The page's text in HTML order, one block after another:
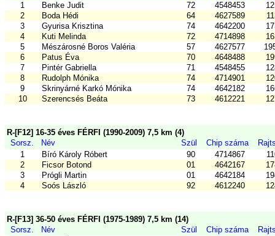
1
Benke Judit 72 4548453
2
Boda Hédi 64 4627589
3
Gyurisa Krisztina 74 4642200
4
Kuti Melinda 72 4714898
5
Mészárosné Boros Valéria 57 4627577
6
Patus Éva 70 4648488
7
Pintér Gabriella 71 4548455
8
Rudolph Mónika 74 4714901
9
Skrinyárné Karkó Mónika 74 4642182
10
Szerencsés Beáta 73 4612221
R-[F12] 16-35 éves FÉRFI (1990-2009) 7,5 km (4)
Sorsz.
Név Szül Chip száma
1
Bíró Károly Róbert 90 4714867
2
Ficsor Botond 01 4642167
3
Prógli Martin 01 4642184
4
Soós László 92 4612240
R-[F13] 36-50 éves FÉRFI (1975-1989) 7,5 km (14)
Sorsz.
Név Szül Chip száma